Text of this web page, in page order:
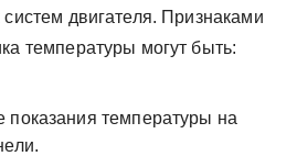
двигателя. Признаками
температуры могут быть:
показания температуры на